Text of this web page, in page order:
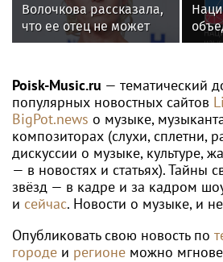
Волочкова рассказала,
что ее отец не может
восстановиться после
Poisk-Music.ru — тематический
популярных новостных сайтов
BigPot.news о музыке,
композиторах (слухи, сплетни,
дискуссии о музыке, культуре,
— в новостях и статьях). Тайны
звёзд — в кадре и за кадром
и сейчас. Новости о музыке, и
Опубликовать свою новость по
городе и регионе можно